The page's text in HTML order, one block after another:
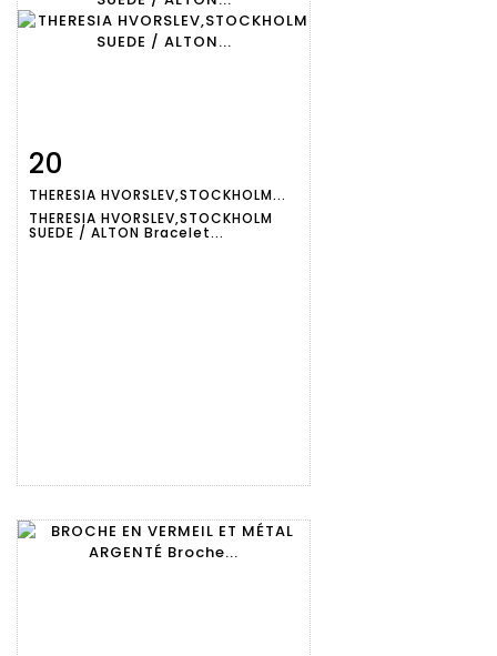
détaillée
20
THERESIA HVORSLEV,STOCKHOLM...
THERESIA HVORSLEV,STOCKHOLM
SUEDE / ALTON Bracelet...